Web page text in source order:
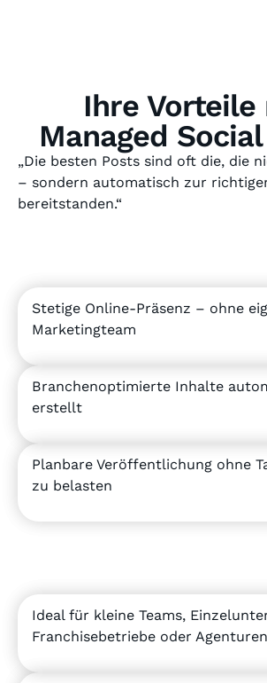
Ihre
Managed
„Die besten Posts sind oft die, die
– sondern automatisch zur
bereitstanden.“
Stetige Online-Präsenz – ohne
Marketingteam
Branchenoptimierte Inhalte
erstellt
Planbare Veröffentlichung ohne
zu belasten
Ideal für kleine Teams,
Franchisebetriebe oder Agenturen